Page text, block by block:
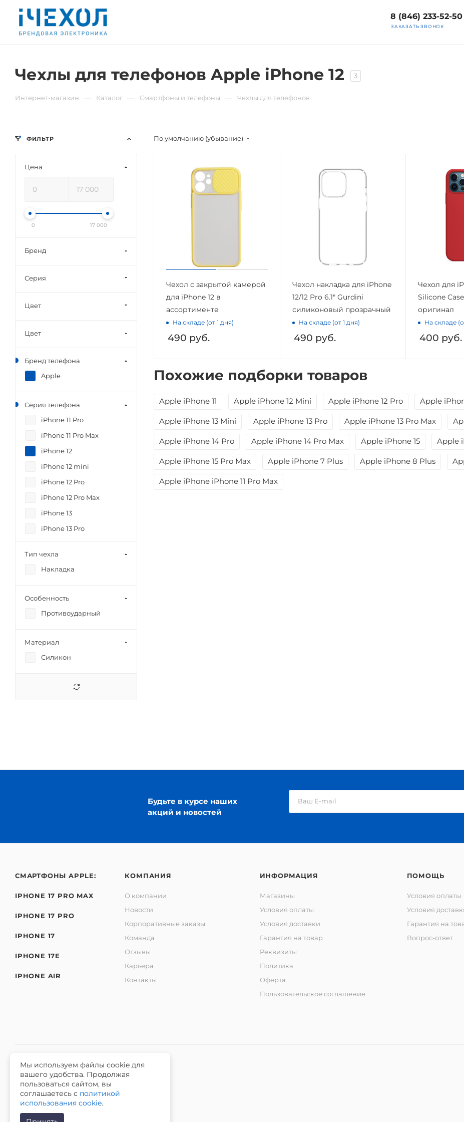
8 (846) 233-52-50
ЗАКАЗАТЬ ЗВОНОК
Чехлы для телефонов Apple iPhone 12 3
Интернет-магазин Каталог Смартфоны и телефоны Чехлы для телефонов
По умолчанию (убывание)
Чехол с закрытой камерой
для iPhone 12 в
ассортименте
На складе (от 1 дня)
490 руб.
Чехол накладка для iPhone
12/12 Pro 6.1" Gurdini
силиконовый прозрачный
На складе (от 1 дня)
490 руб.
Чехол для
Silicone
оригинал
На складе
400 руб.
Похожие подборки товаров
Apple iPhone 11 Apple iPhone 12 Mini Apple iPhone 12 Pro Apple
Apple iPhone 13 Mini Apple iPhone 13 Pro Apple iPhone 13 Pro Max
Apple iPhone 14 Pro Apple iPhone 14 Pro Max Apple iPhone 15 Apple
Apple iPhone 15 Pro Max Apple iPhone 7 Plus Apple iPhone 8 Plus
Apple iPhone iPhone 11 Pro Max
ФИЛЬТР
Цена
0 17 000
Бренд
Серия
Цвет
Цвет
Бренд телефона
Apple
Серия телефона
iPhone 11 Pro
iPhone 11 Pro Max
iPhone 12
iPhone 12 mini
iPhone 12 Pro
iPhone 12 Pro Max
iPhone 13
iPhone 13 Pro
iPhone 14 Plus
Тип чехла
Накладка
Особенность
Противоударный
Материал
Силикон
Будьте в курсе наших
акций и новостей
СМАРТФОНЫ APPLE:
IPHONE 17 PRO MAX
IPHONE 17 PRO
IPHONE 17
IPHONE 17E
IPHONE AIR
КОМПАНИЯ
О компании
Новости
Корпоративные заказы
Команда
Отзывы
Карьера
Контакты
ИНФОРМАЦИЯ
Магазины
Условия оплаты
Условия доставки
Гарантия на товар
Реквизиты
Политика
Оферта
Пользовательское соглашение
ПОМОЩЬ
Условия оплаты
Условия
Гарантия на
Вопрос-ответ
2026 © Интернет-магазин iЧехол.
ИНН 631911014100 ОГРНИП 315631300089311
Мы используем файлы cookie для
вашего удобства. Продолжая
пользоваться сайтом, вы
соглашаетесь с политикой
использования cookie.